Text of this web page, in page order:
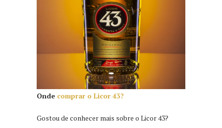
Onde comprar o Licor 43?
Gostou de conhecer mais sobre o Licor 43?